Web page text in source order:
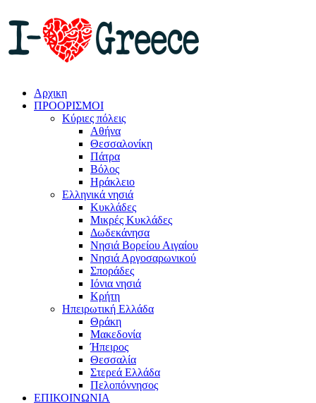
Αρχικη
ΠΡΟΟΡΙΣΜΟΙ
Κύριες πόλεις
Αθήνα
Θεσσαλονίκη
Πάτρα
Βόλος
Ηράκλειο
Ελληνικά νησιά
Κυκλάδες
Μικρές Κυκλάδες
Δωδεκάνησα
Νησιά Βορείου Αιγαίου
Νησιά Αργοσαρωνικού
Σποράδες
Ιόνια νησιά
Κρήτη
Ηπειρωτική Ελλάδα
Θράκη
Μακεδονία
Ήπειρος
Θεσσαλία
Στερεά Ελλάδα
Πελοπόννησος
ΕΠΙΚΟΙΝΩΝΙΑ